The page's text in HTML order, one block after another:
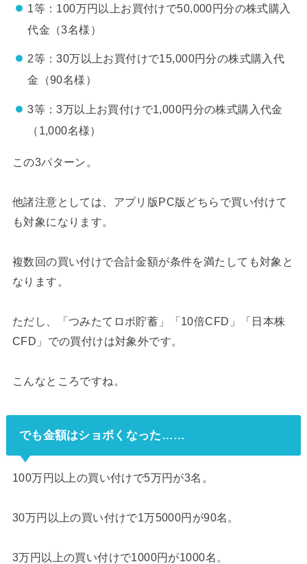
1等：100万円以上お買付けで50,000円分の株式購入
代金（3名様）
2等：30万以上お買付けで15,000円分の株式購入代
金（90名様）
3等：3万以上お買付けで1,000円分の株式購入代金
（1,000名様）
この3パターン。
他諸注意としては、アプリ版PC版どちらで買い付けて
も対象になります。
複数回の買い付けで合計金額が条件を満たしても対象と
なります。
ただし、「つみたてロボ貯蓄」「10倍CFD」「日本株
CFD」での買付けは対象外です。
こんなところですね。
でも金額はショボくなった……
100万円以上の買い付けで5万円が3名。
30万円以上の買い付けで1万5000円が90名。
3万円以上の買い付けで1000円が1000名。